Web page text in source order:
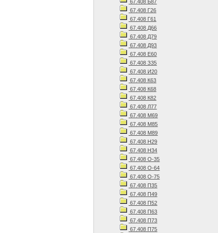
67.408 Б87
67.408 Г26
67.408 Г61
67.408 Д66
67.408 Д79
67.408 Д93
67.408 Е60
67.408 З35
67.408 И20
67.408 К63
67.408 К68
67.408 К82
67.408 Л77
67.408 М69
67.408 М85
67.408 М89
67.408 Н29
67.408 Н34
67.408 О-35
67.408 О-64
67.408 О-75
67.408 П35
67.408 П49
67.408 П52
67.408 П63
67.408 П73
67.408 П75